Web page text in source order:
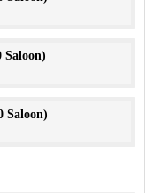
Saloon)
Saloon)